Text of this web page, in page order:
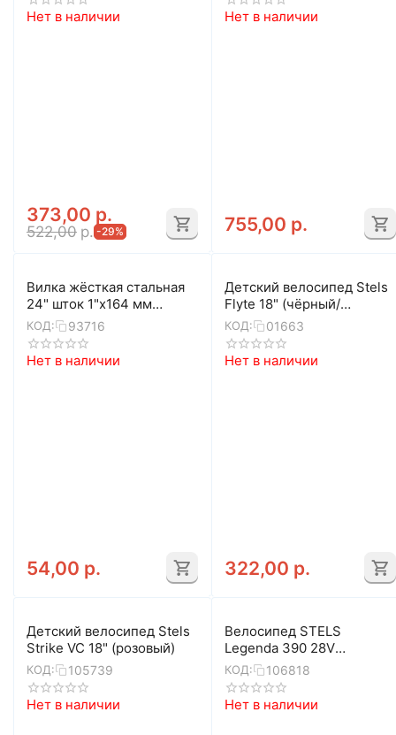
Нет в наличии
373,00 р.
522,00 р. -29%
Нет в наличии
755,00 р.
Вилка жёсткая стальная
24" шток 1"х164 мм
(серебристо-серая)
КОД: 93716
Нет в наличии
54,00 р.
Детский велосипед Stels
Flyte 18" (чёрный/
красный)
КОД: 01663
Нет в наличии
322,00 р.
Детский велосипед Stels
Strike VC 18" (розовый)
КОД: 105739
Нет в наличии
Велосипед STELS
Legenda 390 28V
(красный)
КОД: 106818
Нет в наличии